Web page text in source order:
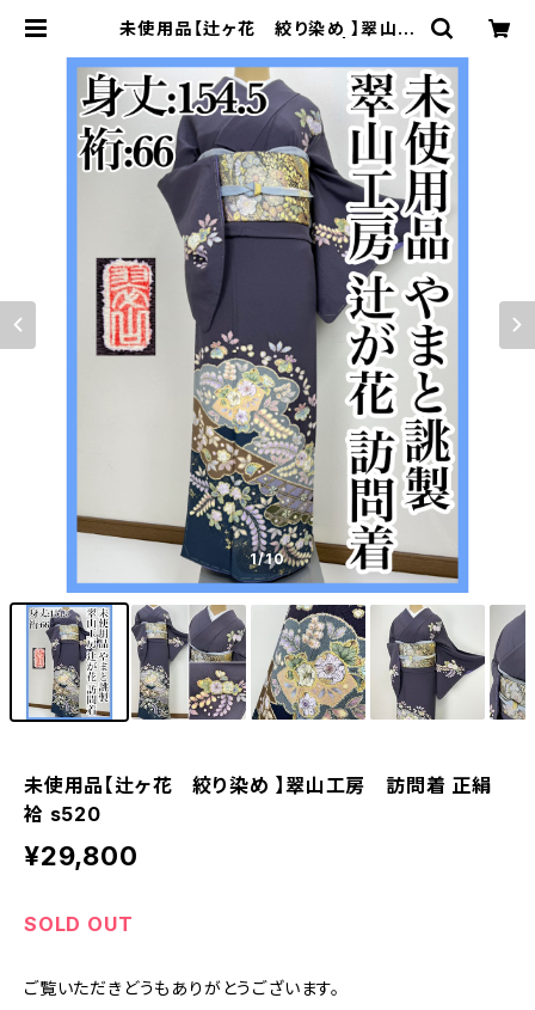
未使用品【辻ヶ花 絞り染め 】翠山工
美月
1/10
未使用品【辻ヶ花 絞り染め 】翠山工房 訪問着 正絹
袷 s520
¥29,800
SOLD OUT
ご覧いただきどうもありがとうございます。